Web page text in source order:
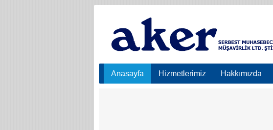
Anasayfa Hizmetlerimiz Hakkımızda